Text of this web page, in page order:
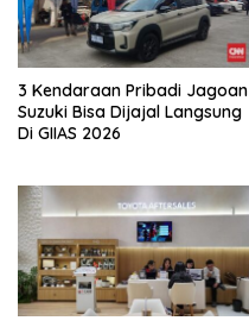
3 Kendaraan Pribadi Jagoan
Suzuki Bisa Dijajal Langsung
Di GIIAS 2026